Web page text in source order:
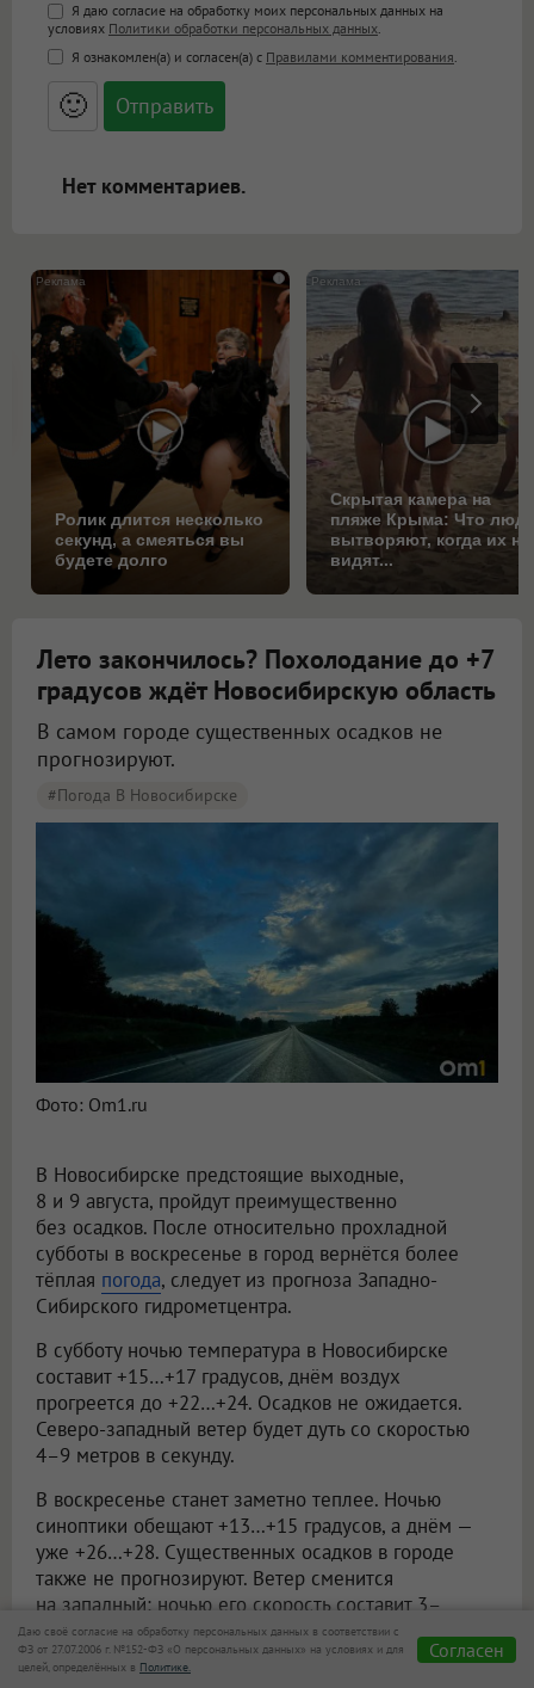
Поддержка HTML
<b>, <strong>, <u>, <i>, <em>, <s>, <big>,
<small>, <sup>, <sub>, <pre>, <ul>, <ol>, <li>,
<blockquote>, <code> экранирует HTML,
адреса URL автоматически становятся
ссылками, и [img]адрес[/img] будет
Я даю согласие на обработку моих персональных данных на
условиях Политики обработки персональных данных
Я ознакомлен(а) и согласен(а) с Правилами комментирования
🙂
Нет комментариев.
i
Ролик длится несколько
секунд, а смеяться вы
будете долго
Скрытая камера на
пляже Крыма: Что
вытворяют, когда их не
видят...
Лето закончилось? Похолодание до +7
градусов ждёт Новосибирскую область
В самом городе существенных осадков не
прогнозируют.
#Погода В Новосибирске
Фото: Om1.ru
В Новосибирске предстоящие выходные,
8 и 9 августа, пройдут преимущественно
без осадков. После относительно прохладной
субботы в воскресенье в город вернётся более
тёплая погода, следует из прогноза Западно-
Сибирского гидрометцентра.
В субботу ночью температура в Новосибирске
составит +15…+17 градусов, днём воздух
прогреется до +22…+24. Осадков не ожидается.
Северо-западный ветер будет дуть со скоростью
4–9 метров в секунду.
В воскресенье станет заметно теплее. Ночью
синоптики обещают +13…+15 градусов, а днём —
уже +26…+28. Существенных осадков в городе
также не прогнозируют. Ветер сменится
на западный: ночью его скорость составит 3–
8 метров в секунду, днём — 5–10 метров в секунду.
В Новосибирской области в субботу ночью
Даю своё согласие на обработку персональных данных в соответствии с
ФЗ от 27.07.2006 г. №152-ФЗ «О персональных данных» на условиях и для
целей, определённых в Политике.
Согласен